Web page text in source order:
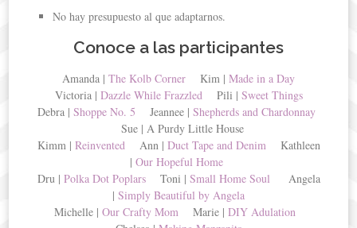
No hay presupuesto al que adaptarnos.
Conoce a las participantes
Amanda | The Kolb Corner Kim | Made in a Day
Victoria | Dazzle While Frazzled Pili | Sweet Things
Debra | Shoppe No. 5 Jeannee | Shepherds and Chardonnay
Sue | A Purdy Little House
Kimm | Reinvented Ann | Duct Tape and Denim Kathleen
| Our Hopeful Home
Dru | Polka Dot PoplarsToni | Small Home Soul Angela
| Simply Beautiful by Angela
Michelle | Our Crafty Mom Marie | DIY Adulation